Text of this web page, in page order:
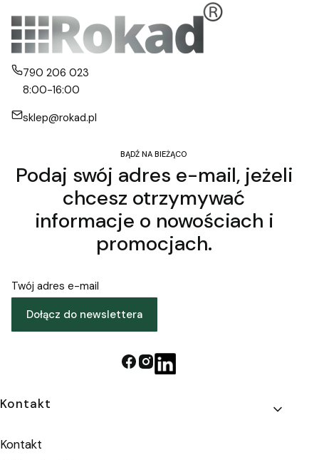
790 206 023
8:00-16:00
sklep@rokad.pl
BĄDŹ NA BIEŻĄCO
Podaj swój adres e-mail, jeżeli
chcesz otrzymywać
informacje o nowościach i
promocjach.
Twój adres e-mail
Dołącz do newslettera
Linki w stopce
Kontakt
Kontakt